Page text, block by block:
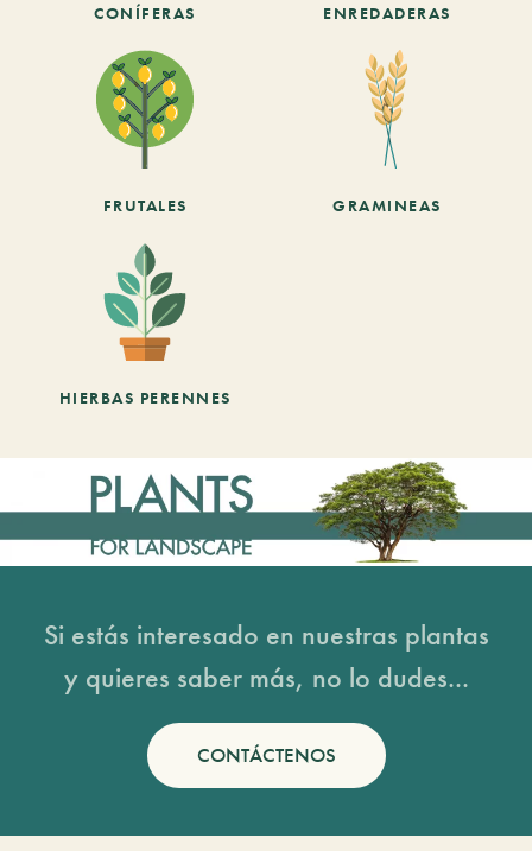
CONÍFERAS ENREDADERAS
FRUTALES GRAMINEAS
HIERBAS PERENNES
Si estás interesado en nuestras plantas
y quieres saber más, no lo dudes...
CONTÁCTENOS